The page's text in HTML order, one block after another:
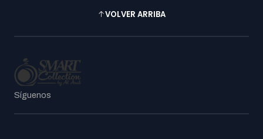
VOLVER ARRIBA
Síguenos